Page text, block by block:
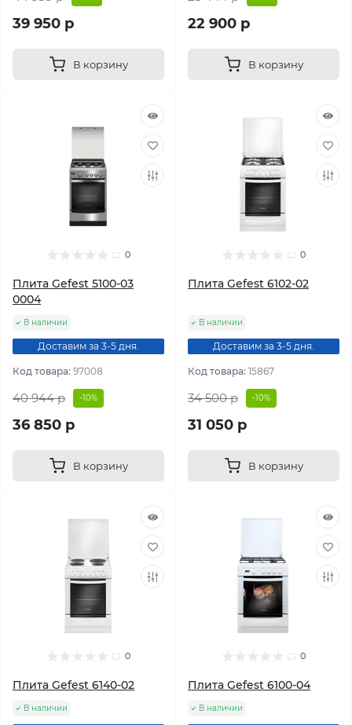
39 950 р
В корзину
22 900 р
В корзину
0
Плита Gefest 5100-03
0004
В наличии
Доставим за 3-5 дня.
Код товара: 97008
40 944 р -10%
36 850 р
В корзину
0
Плита Gefest 6102-02
В наличии
Доставим за 3-5 дня.
Код товара: 15867
34 500 р -10%
31 050 р
В корзину
0
Плита Gefest 6140-02
В наличии
0
Плита Gefest 6100-04
В наличии